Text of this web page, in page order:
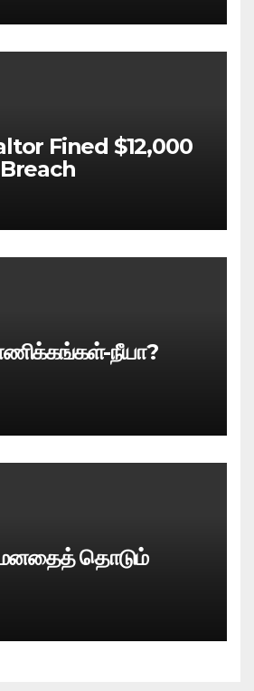
Fined $12,000
நீயா?
மனதைத் தொடும்